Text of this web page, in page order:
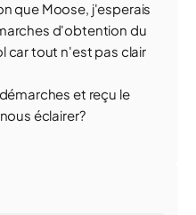
que Moose, j'esperais
d'obtention du
car tout n'est pas clair
et reçu le
éclairer?